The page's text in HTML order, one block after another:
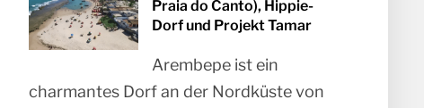
Praia do Canto), Hippie-
Dorf und Projekt Tamar
Arembepe ist ein
charmantes Dorf an der Nordküste von